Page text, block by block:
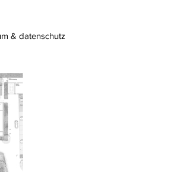
& datenschutz